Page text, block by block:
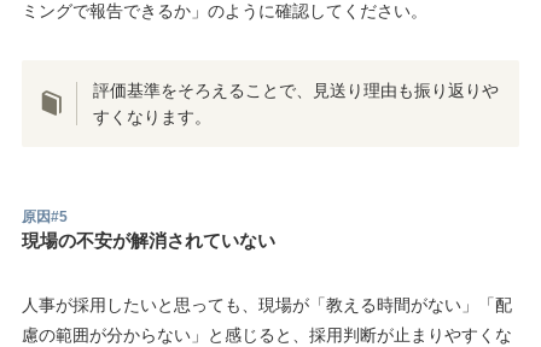
ミングで報告できるか」のように確認してください。
評価基準をそろえることで、見送り理由も振り返りや
すくなります。
原因#5
現場の不安が解消されていない
人事が採用したいと思っても、現場が「教える時間がない」「配
慮の範囲が分からない」と感じると、採用判断が止まりやすくな